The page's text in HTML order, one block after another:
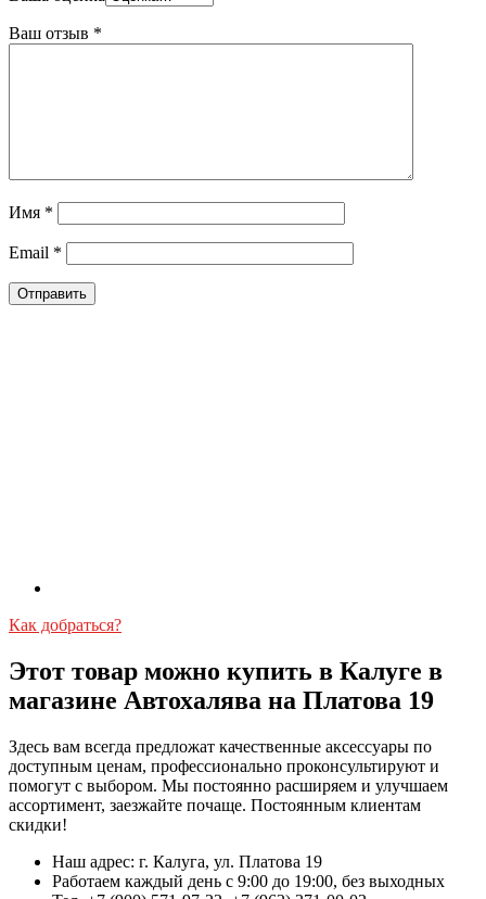
Ваш отзыв *
Имя *
Email *
Как добраться?
Этот товар можно купить в Калуге в
магазине Автохалява на Платова 19
Здесь вам всегда предложат качественные аксессуары по
доступным ценам, профессионально проконсультируют и
помогут с выбором. Мы постоянно расширяем и улучшаем
ассортимент, заезжайте почаще. Постоянным клиентам
скидки!
Наш адрес: г. Калуга, ул. Платова 19
Работаем каждый день с 9:00 до 19:00, без выходных